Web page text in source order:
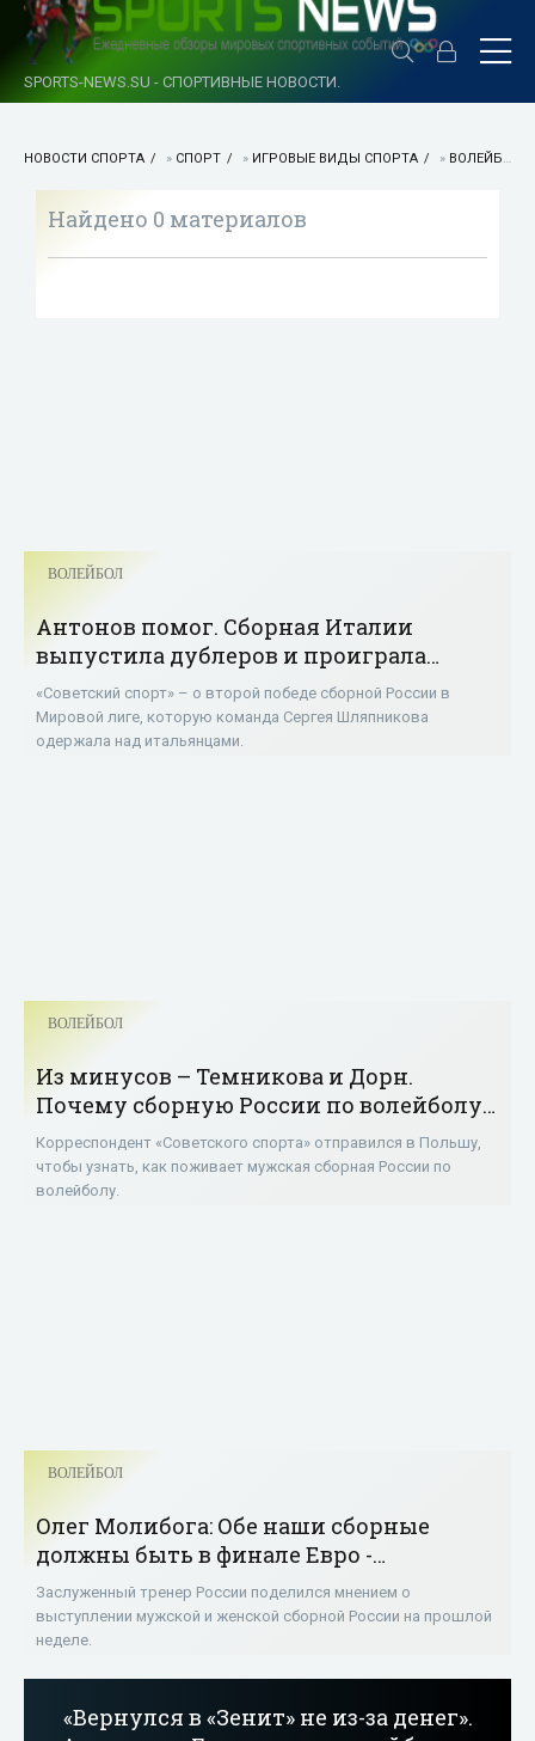
SPORTS-NEWS.SU - СПОРТИВНЫЕ НОВОСТИ.
НОВОСТИ СПОРТА » СПОРТ » ИГРОВЫЕ ВИДЫ СПОРТА » ВОЛЕЙБОЛ
Найдено 0 материалов
ВОЛЕЙБОЛ
Антонов помог. Сборная Италии
выпустила дублеров и проиграла
России - «Волейбол»
«Советский спорт» – о второй победе сборной России в
Мировой лиге, которую команда Сергея Шляпникова
одержала над итальянцами.
ВОЛЕЙБОЛ
Из минусов – Темникова и Дорн.
Почему сборную России по волейболу
не надо ругать - «Волейбол»
Корреспондент «Советского спорта» отправился в Польшу,
чтобы узнать, как поживает мужская сборная России по
волейболу.
ВОЛЕЙБОЛ
Олег Молибога: Обе наши сборные
должны быть в финале Евро -
«Волейбол»
Заслуженный тренер России поделился мнением о
выступлении мужской и женской сборной России на прошлой
неделе.
«Вернулся в «Зенит» не из-за денег».